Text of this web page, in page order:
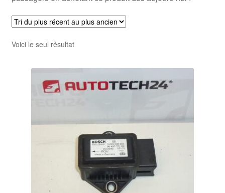
Voici le seul résultat